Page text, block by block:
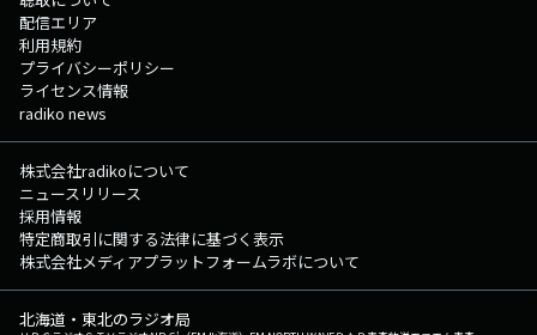
配信エリア
利用規約
プライバシーポリシー
ライセンス情報
radiko news
株式会社radikoについて
ニュースリリース
採用情報
特定商取引に関する法律に基づく表示
株式会社メディアプラットフォームラボについて
北海道・東北のラジオ局